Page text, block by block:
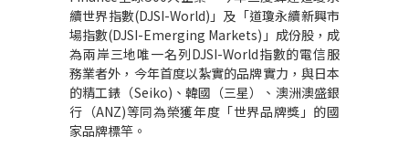
續世界指數(DJSI-World)」及「道瓊永續新興市
場指數(DJSI-Emerging Markets)」成份股，成
為兩岸三地唯一名列DJSI-World指數的電信服
務業者外，今年首度以紮實的品牌實力，與日本
的精工錶（Seiko)、韓國（三星）、澳洲澳盛銀
行（ANZ)等同為榮獲年度「世界品牌獎」的國
家品牌標竿。